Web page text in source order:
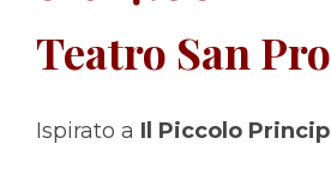
Teatro San
Ispirato a Il Piccolo